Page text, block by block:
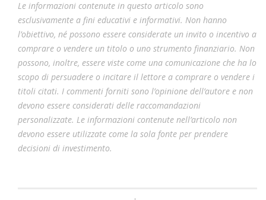
Le informazioni contenute in questo articolo sono
esclusivamente a fini educativi e informativi. Non hanno
l’obiettivo, né possono essere considerate un invito o incentivo a
comprare o vendere un titolo o uno strumento finanziario. Non
possono, inoltre, essere viste come una comunicazione che ha lo
scopo di persuadere o incitare il lettore a comprare o vendere i
titoli citati. I commenti forniti sono l’opinione dell’autore e non
devono essere considerati delle raccomandazioni
personalizzate. Le informazioni contenute nell’articolo non
devono essere utilizzate come la sola fonte per prendere
decisioni di investimento.